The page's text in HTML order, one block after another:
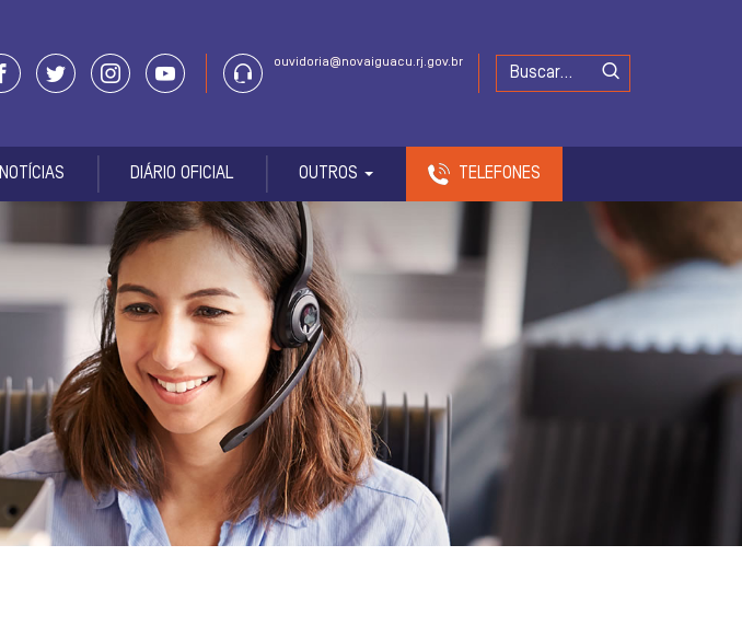
ouvidoria@novaiguacu.rj.gov.br
NOTÍCIAS DIÁRIO OFICIAL OUTROS TELEFONES